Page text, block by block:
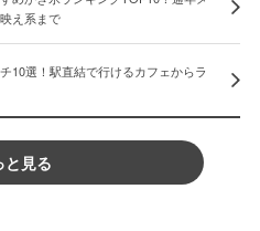
え系まで
10選！駅直結で行けるカフェからラ
と見る